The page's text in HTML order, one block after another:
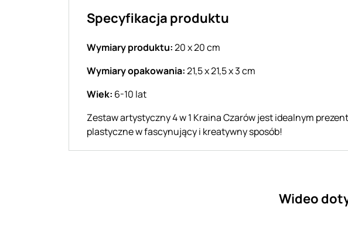
Specyfikacja produktu
Wymiary produktu:20 x 20 cm
Wymiary opakowania:21,5 x 21,5 x 3 cm
Wiek: 6-10 lat
Zestaw artystyczny 4 w 1 Kraina Czarów jest idealnym
plastyczne w fascynujący i kreatywny sposób!
Wideo